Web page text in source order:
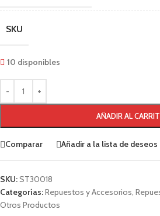
SKU
10 disponibles
AÑADIR AL
Comparar Añadir a la lista de deseos
SKU:ST30018
Categorías:Repuestos y Accesorios
Otros Productos